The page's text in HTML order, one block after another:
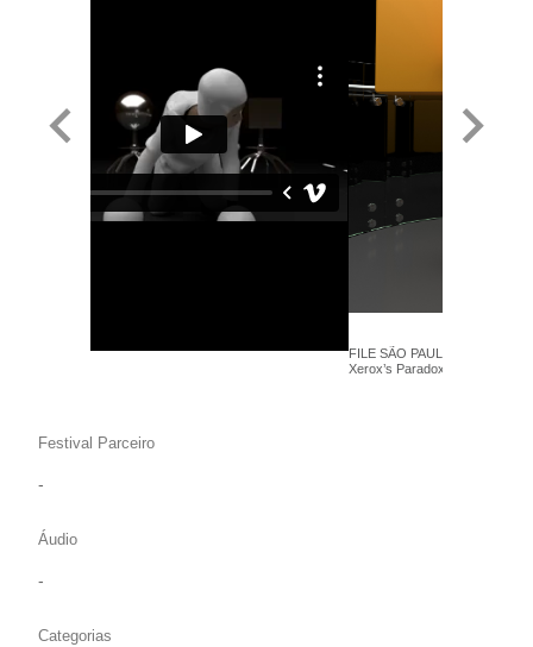
FILE SÃO PAULO 2019 – John
Xerox’s Paradox - Animação
Festival Parceiro
-
Áudio
-
Categorias